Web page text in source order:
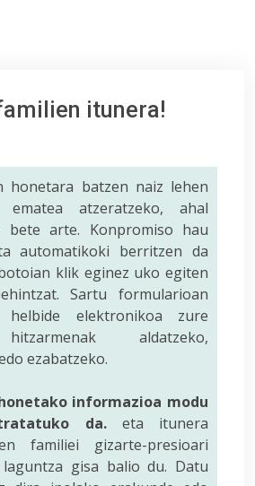
itunera!
honetara batzen naiz lehen
ematea atzeratzeko, ahal
bete arte. Konpromiso hau
automatikoki berritzen da
klik eginez uko egiten
Sartu formularioan
elektronikoa zure
aldatzeko,
ezabatzeko.
informazioa modu
da.eta itunera
familiei gizarte-presioari
gisa balio du. Datu